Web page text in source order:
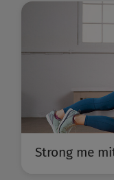
Strong me